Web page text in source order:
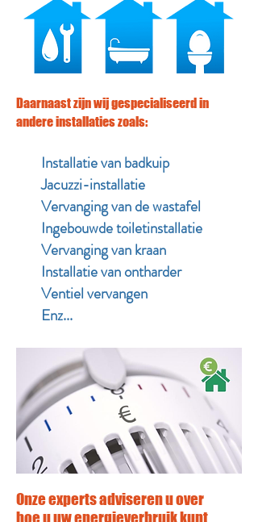
Daarnaast zijn wij gespecialiseerd in
andere installaties zoals:
Installatie van badkuip
Jacuzzi-installatie
Vervanging van de wastafel
Ingebouwde toiletinstallatie
Vervanging van kraan
Installatie van ontharder
Ventiel vervangen
Enz...
Onze experts adviseren u over
hoe u uw energieverbruik kunt